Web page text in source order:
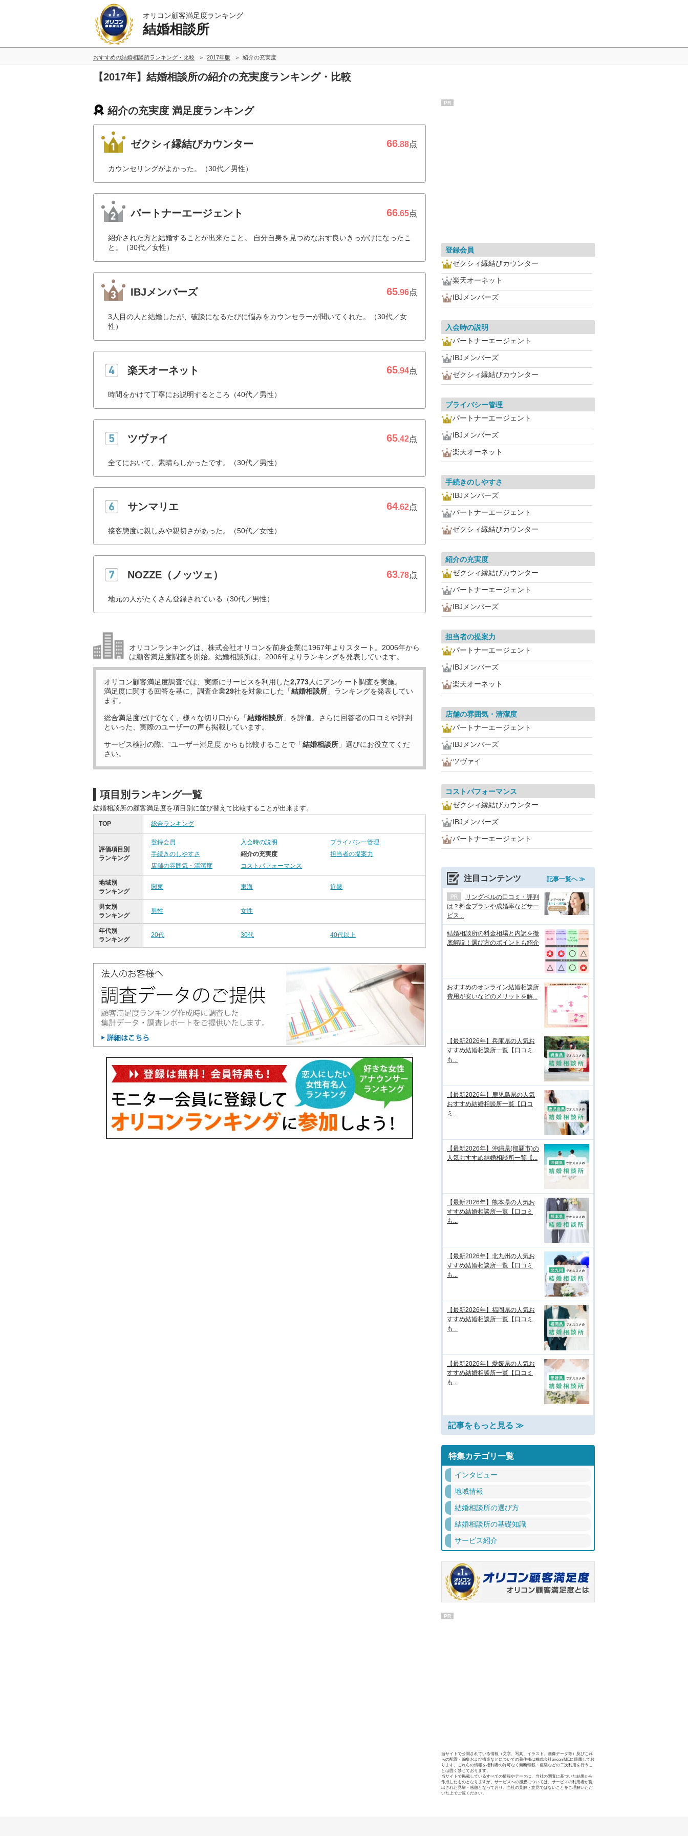
オリコン顧客満足度ランキング
結婚相談所
おすすめの結婚相談所ランキング・比較 2017年版 紹介の充実度
【2017年】結婚相談所の紹介の充実度ランキング・比較
紹介の充実度 満足度ランキング
ゼクシィ縁結びカウンター 66.88点
カウンセリングがよかった。（30代／男性）
パートナーエージェント 66.65点
紹介された方と結婚することが出来たこと。 自分自身を見つめなおす良いきっかけになったこ
と。（30代／女性）
IBJメンバーズ 65.96点
3人目の人と結婚したが、破談になるたびに悩みをカウンセラーが聞いてくれた。（30代／女
性）
楽天オーネット 65.94点
時間をかけて丁寧にお説明するところ（40代／男性）
ツヴァイ 65.42点
全てにおいて、素晴らしかったです。（30代／男性）
サンマリエ 64.62点
接客態度に親しみや親切さがあった。（50代／女性）
NOZZE（ノッツェ） 63.78点
地元の人がたくさん登録されている（30代／男性）
オリコンランキングは、株式会社オリコンを前身企業に1967年よりスタート。2006年から
は顧客満足度調査を開始。結婚相談所は、2006年よりランキングを発表しています。
オリコン顧客満足度調査では、実際にサービスを利用した2,773人にアンケート調査を実施。
満足度に関する回答を基に、調査企業29社を対象にした「結婚相談所 」ランキングを発表してい
ます。
総合満足度だけでなく、様々な切り口から「結婚相談所 」を評価。さらに回答者の口コミや評判
といった、実際のユーザーの声も掲載しています。
サービス検討の際、“ユーザー満足度”からも比較することで「結婚相談所 」選びにお役立てくだ
さい。
項目別ランキング一覧
結婚相談所の顧客満足度を項目別に並び替えて比較することが出来ます。
TOP 総合ランキング
評価項目別
ランキング
登録会員 入会時の説明
プライバシー管理
手続きのしやすさ
紹介の充実度
担当者の提案力
店舗の雰囲気・清潔度
コストパフォーマンス
地域別
ランキング
関東 東海 近畿
男女別
ランキング
男性 女性
年代別
ランキング
20代 30代 40代以上
PR
登録会員
ゼクシィ縁結びカウンター
楽天オーネット
IBJメンバーズ
入会時の説明
パートナーエージェント
IBJメンバーズ
ゼクシィ縁結びカウンター
プライバシー管理
パートナーエージェント
IBJメンバーズ
楽天オーネット
手続きのしやすさ
IBJメンバーズ
パートナーエージェント
ゼクシィ縁結びカウンター
紹介の充実度
ゼクシィ縁結びカウンター
パートナーエージェント
IBJメンバーズ
担当者の提案力
パートナーエージェント
IBJメンバーズ
楽天オーネット
店舗の雰囲気・清潔度
パートナーエージェント
IBJメンバーズ
ツヴァイ
コストパフォーマンス
ゼクシィ縁結びカウンター
IBJメンバーズ
パートナーエージェント
注目コンテンツ 記事一覧へ ≫
リングベルの口コミ・評判
は？料金プランや成婚率などサー
ビス...
結婚相談所の料金相場と内訳を徹
底解説！選び方のポイントも紹介
おすすめのオンライン結婚相談所
費用が安いなどのメリットを解...
【最新2026年】兵庫県の人気お
すすめ結婚相談所一覧【口コミ
も...
【最新2026年】鹿児島県の人気
おすすめ結婚相談所一覧【口コ
ミ...
【最新2026年】沖縄県(那覇市)の
人気おすすめ結婚相談所一覧【...
【最新2026年】熊本県の人気お
すすめ結婚相談所一覧【口コミ
も...
【最新2026年】北九州の人気お
すすめ結婚相談所一覧【口コミ
も...
【最新2026年】福岡県の人気お
すすめ結婚相談所一覧【口コミ
も...
【最新2026年】愛媛県の人気お
すすめ結婚相談所一覧【口コミ
も...
記事をもっと見る ≫
特集カテゴリ一覧
インタビュー
地域情報
結婚相談所の選び方
結婚相談所の基礎知識
サービス紹介
PR
当サイトで公開されている情報（文字、写真、イラスト、画像データ等）及びこれ
らの配置・編集および構造などについての著作権は株式会社oricon MEに帰属してお
ります。これらの情報を権利者の許可なく無断転載・複製などの二次利用を行うこ
とは固く禁じております。
当サイトで掲載しているすべての情報やデータは、当社の調査に基づいた結果から
作成したものとなりますが、サービスへの感想については、サービスの利用者が提
出された見解・感想となっており、当社の見解・意見ではないことをご理解いただ
いた上でご覧ください。